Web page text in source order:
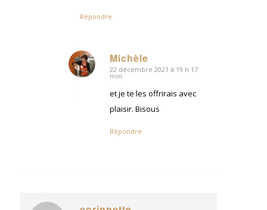
Répondre
Michèle
dit
22 décembre 2021 à 19 h 17
min
et je te les offrirais avec
plaisir. Bisous
Répondre